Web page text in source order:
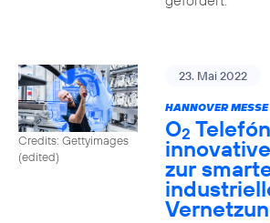
Credits: Gettyimages
(edited)
23. Mai 2022
HANNOVER
O2
zur